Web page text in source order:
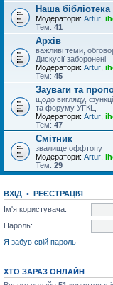
Наша бібліотека
Модератори: Artur
Тем: 41
Архів
важливі теми,
Дискусії заборонені
Модератори: Artur
Тем: 45
Зауваги та
щодо вигляду,
та форуму УГКЦ.
Модератори: Artur
Тем: 47
Смітник
звалище оффтопу
Модератори: Artur
Тем: 29
ВХІД • РЕЄСТРАЦІЯ
Ім'я користувача:
Пароль:
Я забув свій пароль
ХТО ЗАРАЗ ОНЛАЙН